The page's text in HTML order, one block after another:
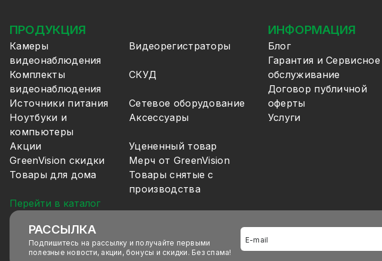
ПРОДУКЦИЯ
Камеры
видеонаблюдения
Видеорегистраторы
Комплекты
видеонаблюдения
СКУД
Источники питания
Сетевое оборудование
Ноутбуки и
компьютеры
Аксессуары
Акции
Уцененный товар
GreenVision скидки
Мерч от GreenVision
Товары для дома
Товары снятые с
производства
Перейти в каталог
ИНФОРМАЦИЯ
Блог
Гарантия и Сервисное
обслуживание
Договор публичной
оферты
Услуги
РАССЫЛКА
Подпишитесь на рассылку и получайте первыми
полезные новости, акции, бонусы и скидки. Без спама!